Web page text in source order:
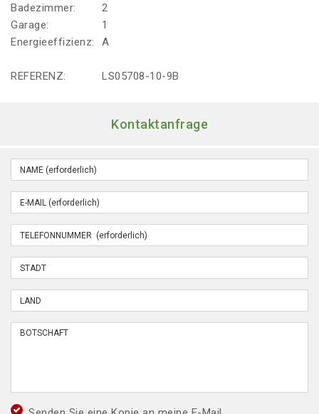
Badezimmer:
2
Garage:
1
Energieeffizienz:
A
REFERENZ: LS05708-10-9B
Kontaktanfrage